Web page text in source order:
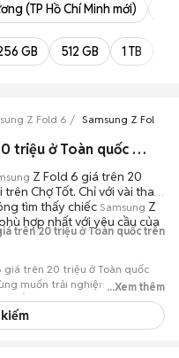
(TP Hồ Chí Minh mới)
GB 512 GB 1 TB
Z Fold 6 Samsung Z Fold 6
53 Samsung Z Fold 6 giá trên 20 triệu ở Toàn quốc máy bền đẹp đang bán 08/2026
Z Fold 6 giá trên 20
Chợ Tốt. Chỉ với vài thao
tìm thấy chiếc Samsung Z
hợp nhất với yêu cầu của
trên 20 triệu ở Toàn quốc trên
giá trên 20 triệu ở Toàn quốc
muốn trải nghiệm dòng máy
mắt.
Samsung
...Xem thêm